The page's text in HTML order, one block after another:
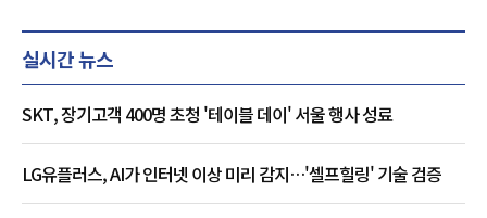
실시간 뉴스
SKT, 장기고객 400명 초청 '테이블 데이' 서울 행사 성료
LG유플러스, AI가 인터넷 이상 미리 감지…'셀프힐링' 기술 검증